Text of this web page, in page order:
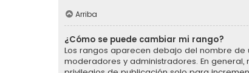
Arriba
¿Cómo se puede cambiar mi rango?
Los rangos aparecen debajo del nombre
moderadores y administradores. En